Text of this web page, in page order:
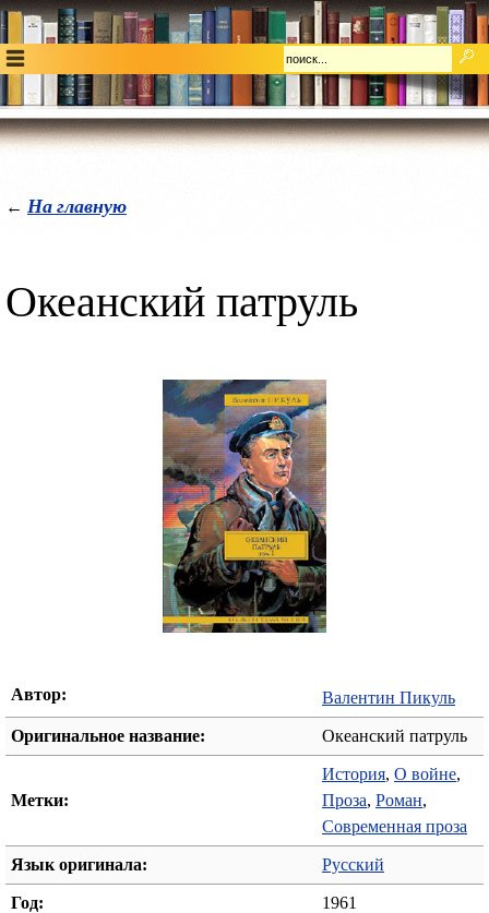
← На главную
Океанский патруль
Автор: Валентин Пикуль
Оригинальное название: Океанский патруль
Метки:
История, О войне,
Проза, Роман,
Современная проза
Язык оригинала: Русский
Год: 1961